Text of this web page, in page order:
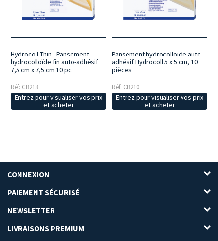
Hydrocoll Thin - Pansement
hydrocolloïde fin auto-adhésif
7,5 cm x 7,5 cm 10 pc
Réf: CB213
Entrez pour visualiser vos prix
et acheter
Pansement hydrocolloïde auto-
adhésif Hydrocoll 5 x 5 cm, 10
pièces
Réf: CB210
Entrez pour visualiser vos prix
et acheter
CONNEXION
PAIEMENT SÉCURISÉ
NEWSLETTER
LIVRAISONS PREMIUM